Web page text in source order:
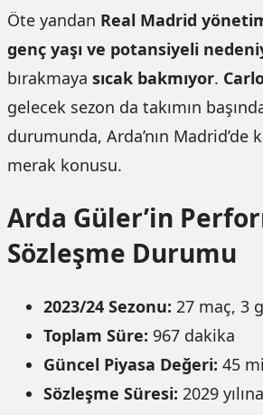
Öte yandan Real Madrid
genç yaşı ve potansiyeli
bırakmaya sıcak bakmıyor.
gelecek sezon da takımın
durumunda, Arda’nın Madrid’de
merak konusu.
Arda Güler’in
Sözleşme Durumu
2023/24 Sezonu: 27 maç, 3
Toplam Süre: 967 dakika
Güncel Piyasa Değeri: 45
Sözleşme Süresi: 2029